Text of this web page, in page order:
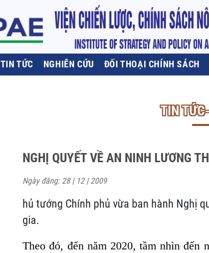
TIN TỨC NGHIÊN CỨU ĐỐI THOẠI CHÍNH SÁCH
TIN
NGHỊ QUYẾT VỀ AN NINH LƯƠNG
Ngày đăng: 28 | 12 | 2009
hủ tướng Chính phủ vừa ban hành Nghị
gia.
Theo đó, đến năm 2020, tầm nhìn đến